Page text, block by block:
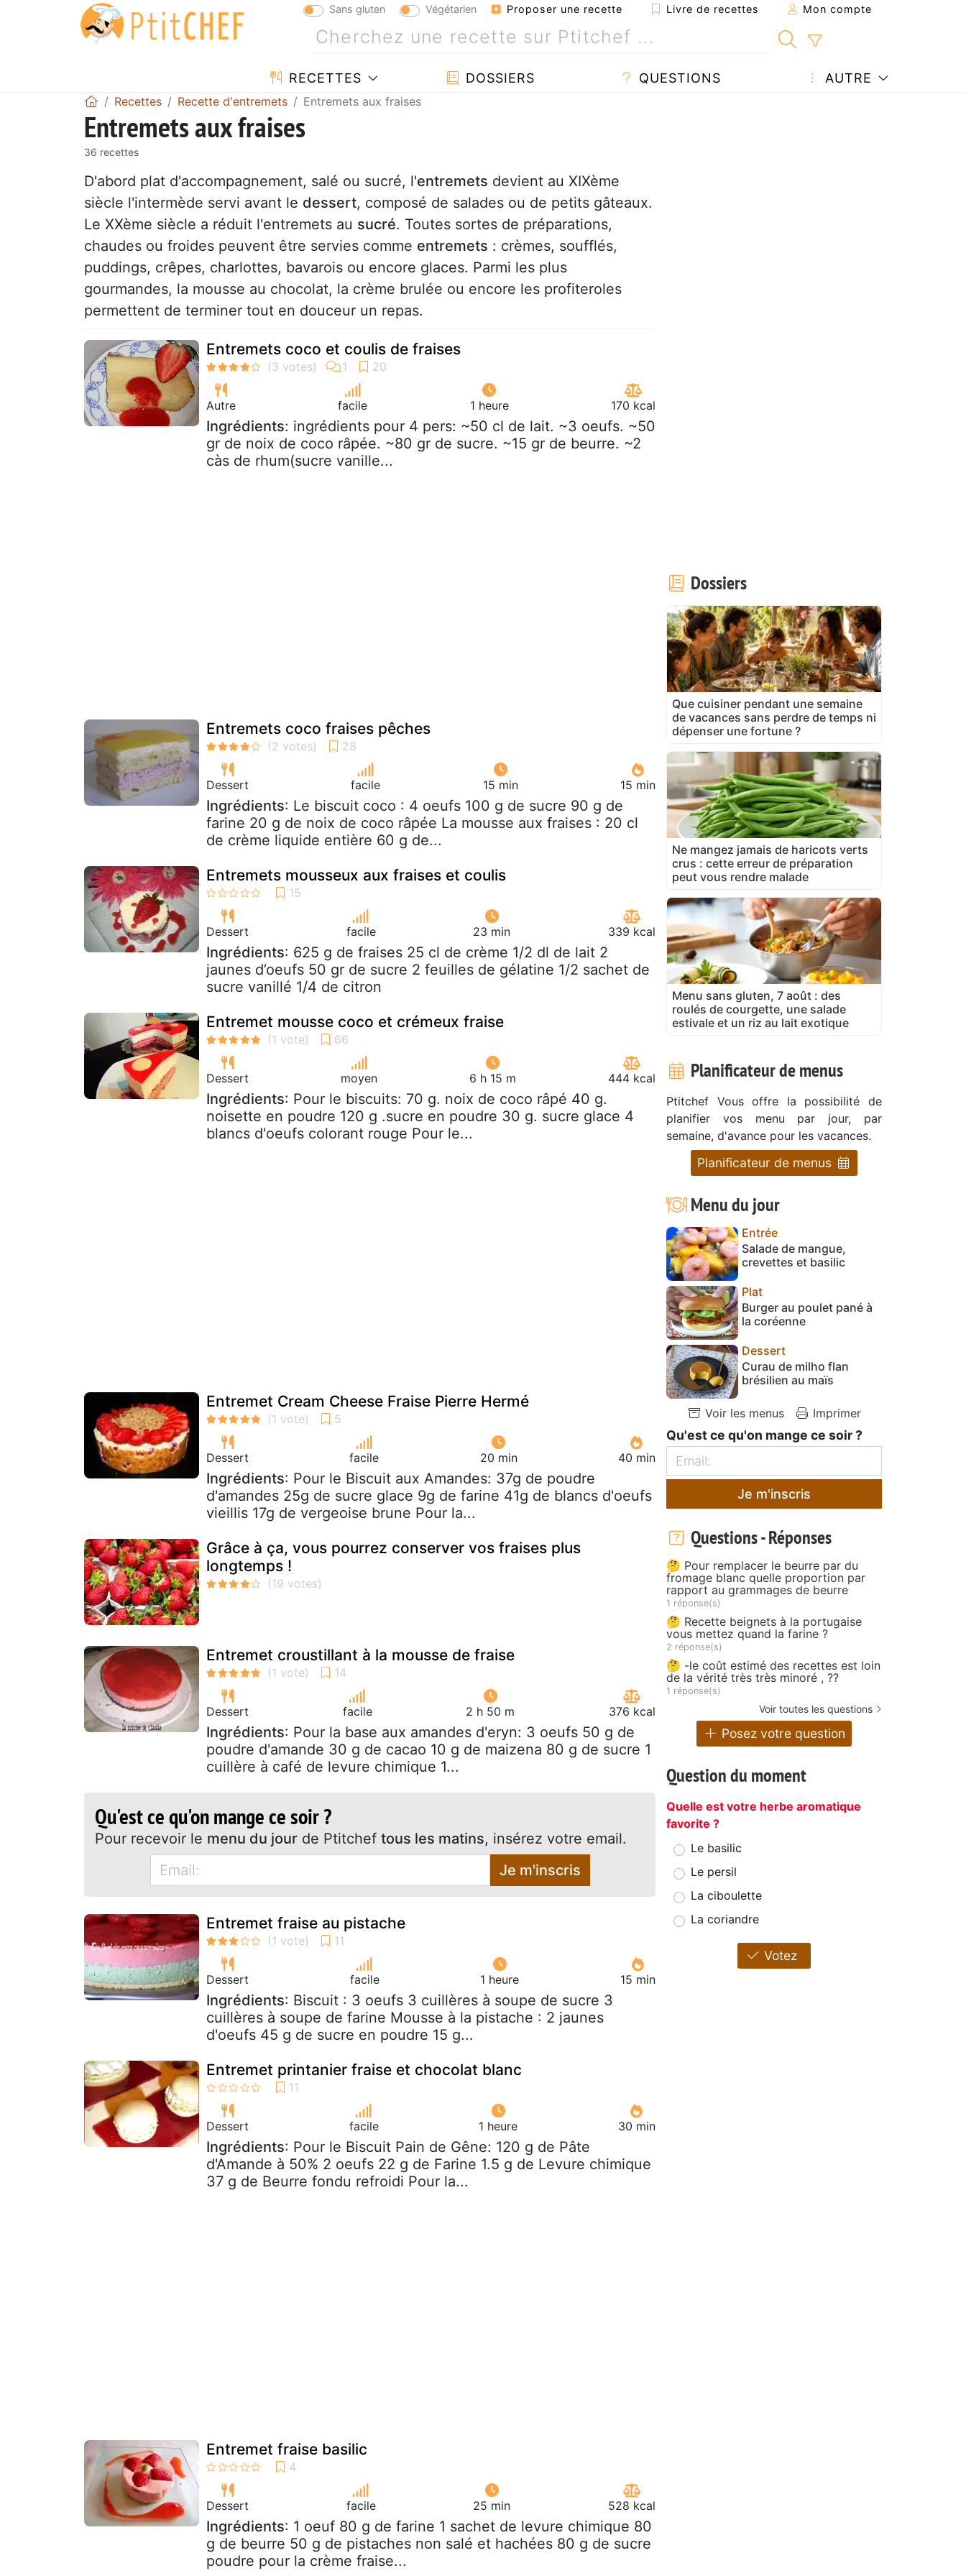
Sans gluten Végétarien Proposer une recette Livre de recettes Mon compte
RECETTES DOSSIERS QUESTIONS AUTRE
Recettes Recette d'entremets Entremets aux fraises
Entremets aux fraises
36 recettes
D'abord plat d'accompagnement, salé ou sucré, l'entremets devient au XIXème
siècle l'intermède servi avant le dessert, composé de salades ou de petits gâteaux.
Le XXème siècle a réduit l'entremets au sucré. Toutes sortes de préparations,
chaudes ou froides peuvent être servies comme entremets : crèmes, soufflés,
puddings, crêpes, charlottes, bavarois ou encore glaces. Parmi les plus
gourmandes, la mousse au chocolat, la crème brulée ou encore les profiteroles
permettent de terminer tout en douceur un repas.
Entremets coco et coulis de fraises
Autre facile 1 heure 170 kcal
Ingrédients: ingrédients pour 4 pers: ~50 cl de lait. ~3 oeufs. ~50
gr de noix de coco râpée. ~80 gr de sucre. ~15 gr de beurre. ~2
càs de rhum(sucre vanille...
Entremets coco fraises pêches
Dessert facile 15 min 15 min
Ingrédients: Le biscuit coco : 4 oeufs 100 g de sucre 90 g de
farine 20 g de noix de coco râpée La mousse aux fraises : 20 cl
de crème liquide entière 60 g de...
Entremets mousseux aux fraises et coulis
Dessert facile 23 min 339 kcal
Ingrédients: 625 g de fraises 25 cl de crème 1/2 dl de lait 2
jaunes d’oeufs 50 gr de sucre 2 feuilles de gélatine 1/2 sachet de
sucre vanillé 1/4 de citron
Entremet mousse coco et crémeux fraise
Dessert moyen 6 h 15 m 444 kcal
Ingrédients: Pour le biscuits: 70 g. noix de coco râpé 40 g.
noisette en poudre 120 g .sucre en poudre 30 g. sucre glace 4
blancs d'oeufs colorant rouge Pour le...
Entremet Cream Cheese Fraise Pierre Hermé
Dessert facile 20 min 40 min
Ingrédients: Pour le Biscuit aux Amandes: 37g de poudre
d'amandes 25g de sucre glace 9g de farine 41g de blancs d'oeufs
vieillis 17g de vergeoise brune Pour la...
Grâce à ça, vous pourrez conserver vos fraises plus
longtemps !
Entremet croustillant à la mousse de fraise
Dessert facile 2 h 50 m 376 kcal
Ingrédients: Pour la base aux amandes d'eryn: 3 oeufs 50 g de
poudre d'amande 30 g de cacao 10 g de maizena 80 g de sucre 1
cuillère à café de levure chimique 1...
Qu'est ce qu'on mange ce soir ?
Pour recevoir le menu du jour de Ptitchef tous les matins, insérez votre email.
Je m'inscris
Entremet fraise au pistache
Dessert facile 1 heure 15 min
Ingrédients: Biscuit : 3 oeufs 3 cuillères à soupe de sucre 3
cuillères à soupe de farine Mousse à la pistache : 2 jaunes
d'oeufs 45 g de sucre en poudre 15 g...
Entremet printanier fraise et chocolat blanc
Dessert facile 1 heure 30 min
Ingrédients: Pour le Biscuit Pain de Gêne: 120 g de Pâte
d'Amande à 50% 2 oeufs 22 g de Farine 1.5 g de Levure chimique
37 g de Beurre fondu refroidi Pour la...
Entremet fraise basilic
Dessert facile 25 min 528 kcal
Ingrédients: 1 oeuf 80 g de farine 1 sachet de levure chimique 80
g de beurre 50 g de pistaches non salé et hachées 80 g de sucre
poudre pour la crème fraise...
Dossiers
Que cuisiner pendant une semaine
de vacances sans perdre de temps ni
dépenser une fortune ?
Ne mangez jamais de haricots verts
crus : cette erreur de préparation
peut vous rendre malade
Menu sans gluten, 7 août : des
roulés de courgette, une salade
estivale et un riz au lait exotique
Planificateur de menus
Ptitchef Vous offre la possibilité de
planifier vos menu par jour, par
semaine, d'avance pour les vacances.
Planificateur de menus
Menu du jour
Entrée
Salade de mangue,
crevettes et basilic
Plat
Burger au poulet pané à
la coréenne
Dessert
Curau de milho flan
brésilien au maïs
Voir les menus Imprimer
Qu'est ce qu'on mange ce soir ?
Je m'inscris
Questions - Réponses
🤔 Pour remplacer le beurre par du
fromage blanc quelle proportion par
rapport au grammages de beurre
1 réponse(s)
🤔 Recette beignets à la portugaise
vous mettez quand la farine ?
2 réponse(s)
🤔 -le coût estimé des recettes est loin
de la vérité très très minoré , ??
1 réponse(s)
Voir toutes les questions
Posez votre question
Question du moment
Quelle est votre herbe aromatique
favorite ?
Le basilic
Le persil
La ciboulette
La coriandre
Votez